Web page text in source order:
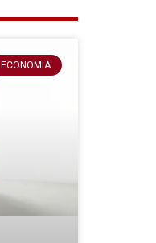
ECONOMIA